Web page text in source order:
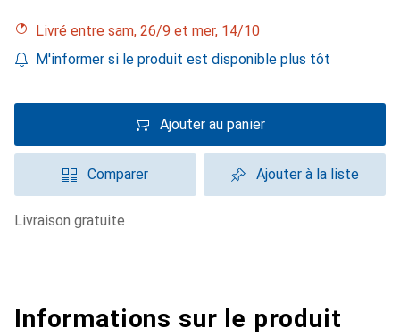
Livré entre sam, 26/9 et mer, 14/10
M'informer si le produit est disponible plus tôt
Ajouter au panier
Comparer Ajouter à la liste
livraison gratuite
Informations sur le produit